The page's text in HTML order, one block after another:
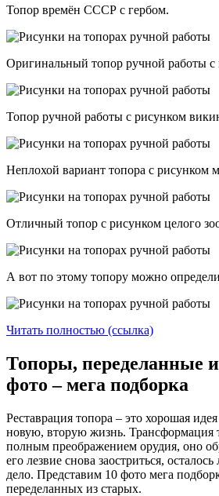
Топор времён СССР с гербом.
Оригинальный топор ручной работы с
Топор ручной работы с рисунком
Неплохой вариант топора с рисунком
Отличный топор с рисунком целого
А вот по этому топору можно
Читать полностью (ссылка)
Топоры, переделанные
фото – мега подборка
Реставрация топора – это хорошая
новую, вторую жизнь. Трансформация
полным преображением орудия, оно
его лезвие снова заостриться,
дело. Представим 10 фото мега
переделанных из старых.